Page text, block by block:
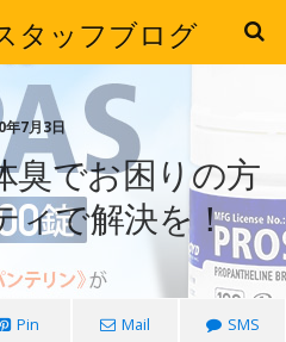
タッフブログ
年7月3日
臭でお困りの方
ィで解決を！
Pin Mail SMS